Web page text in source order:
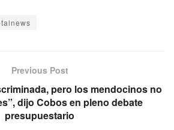
Previous Post
pero los mendocinos no
dijo Cobos en pleno debate
presupuestario